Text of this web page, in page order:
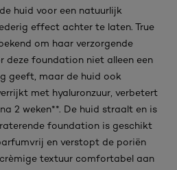
huid voor een natuurlijk
effect achter te laten. True
om haar verzorgende
deze foundation niet alleen een
geeft, maar de huid ook
met hyaluronzuur, verbetert
2 weken**. De huid straalt en is
foundation is geschikt
en verstopt de poriën
textuur comfortabel aan